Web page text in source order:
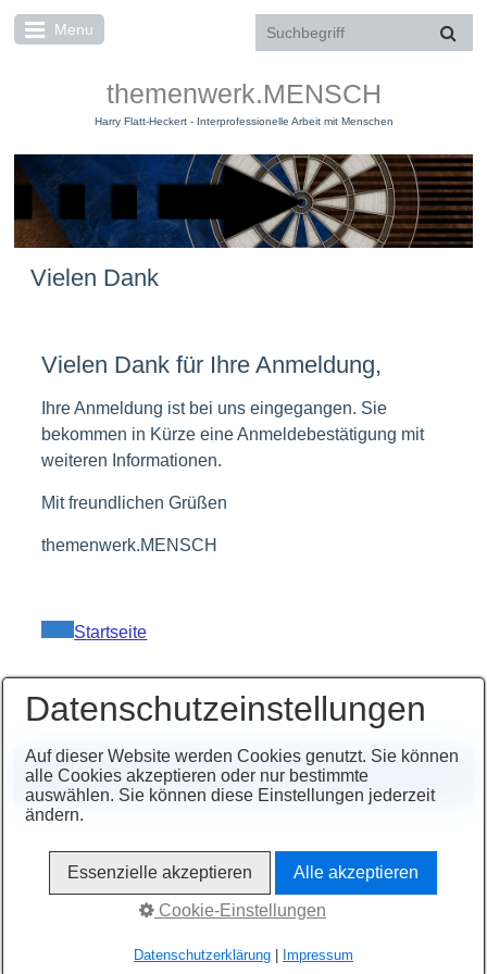
Menu
themenwerk.MENSCH
Harry Flatt-Heckert - Interprofessionelle Arbeit mit Menschen
Vielen Dank
Vielen Dank für Ihre Anmeldung,
Ihre Anmeldung ist bei uns eingegangen. Sie
bekommen in Kürze eine Anmeldebestätigung mit
weiteren Informationen.
Mit freundlichen Grüßen
themenwerk.MENSCH
Startseite
Kontakt
© 2022 Harry Flatt-Heckert - themenwerk.MENSCH
Datenschutzeinstellungen
Auf dieser Website werden Cookies genutzt. Sie können
alle Cookies akzeptieren oder nur bestimmte
auswählen. Sie können diese Einstellungen jederzeit
ändern.
Essenzielle akzeptieren Alle akzeptieren
Cookie-Einstellungen
Datenschutzerklärung| Impressum